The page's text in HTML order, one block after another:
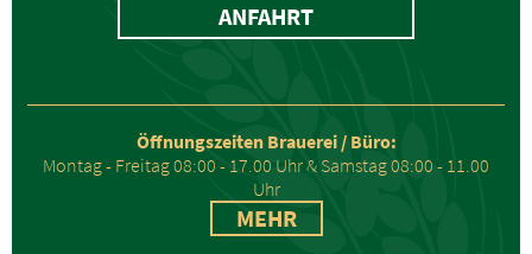
ANFAHRT
Öffnungszeiten Brauerei / Büro:
Montag - Freitag 08:00 - 17.00 Uhr & Samstag 08:00 - 11.00
Uhr
MEHR